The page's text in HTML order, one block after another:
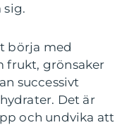
sig.
börja med
frukt, grönsaker
successivt
Det är
och undvika att